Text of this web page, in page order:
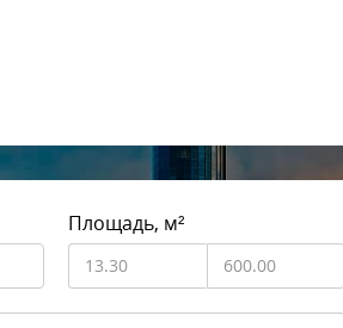
Площадь, м²